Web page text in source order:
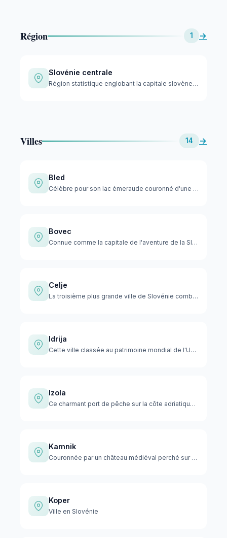
Région 1 →
Slovénie centrale
Région statistique englobant la capitale slovène Ljubljana e…
Villes 14 →
Bled
Célèbre pour son lac émeraude couronné d'une église sur une …
Bovec
Connue comme la capitale de l'aventure de la Slovénie, cette…
Celje
La troisième plus grande ville de Slovénie combine un riche …
Idrija
Cette ville classée au patrimoine mondial de l'UNESCO a bâti…
Izola
Ce charmant port de pêche sur la côte adriatique mélange l'a…
Kamnik
Couronnée par un château médiéval perché sur une colline, Ka…
Koper
Ville en Slovénie